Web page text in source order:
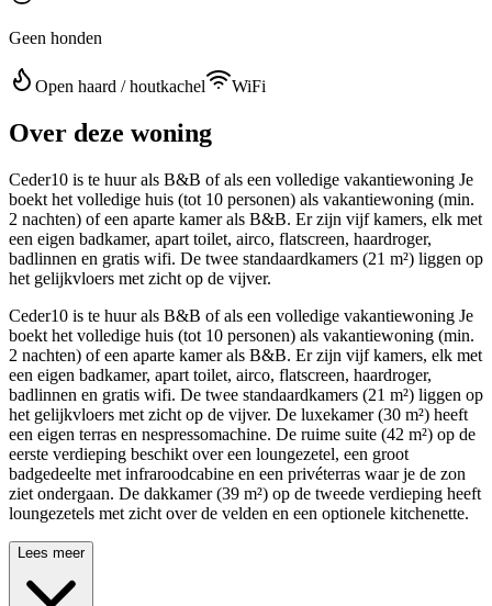
Geen honden
Open haard / houtkachel WiFi
Over deze woning
Ceder10 is te huur als B&B of als een volledige vakantiewoning Je
boekt het volledige huis (tot 10 personen) als vakantiewoning (min.
2 nachten) of een aparte kamer als B&B. Er zijn vijf kamers, elk met
een eigen badkamer, apart toilet, airco, flatscreen, haardroger,
badlinnen en gratis wifi. De twee standaardkamers (21 m²) liggen op
het gelijkvloers met zicht op de vijver.
Ceder10 is te huur als B&B of als een volledige vakantiewoning Je
boekt het volledige huis (tot 10 personen) als vakantiewoning (min.
2 nachten) of een aparte kamer als B&B. Er zijn vijf kamers, elk met
een eigen badkamer, apart toilet, airco, flatscreen, haardroger,
badlinnen en gratis wifi. De twee standaardkamers (21 m²) liggen op
het gelijkvloers met zicht op de vijver. De luxekamer (30 m²) heeft
een eigen terras en nespressomachine. De ruime suite (42 m²) op de
eerste verdieping beschikt over een loungezetel, een groot
badgedeelte met infraroodcabine en een privéterras waar je de zon
ziet ondergaan. De dakkamer (39 m²) op de tweede verdieping heeft
loungezetels met zicht over de velden en een optionele kitchenette.
Lees meer